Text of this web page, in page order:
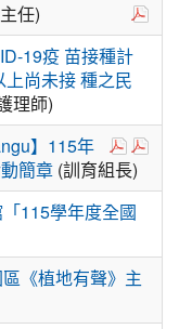
任)
19疫 苗接種計
尚未接 種之民
理師)
於彈
】115年
簡章 (訓育組長)
115學年度全國
《植地有聲》主